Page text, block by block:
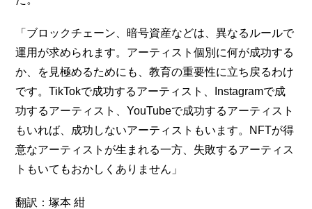
「ブロックチェーン、暗号資産などは、異なるルールで
運用が求められます。アーティスト個別に何が成功する
か、を見極めるためにも、教育の重要性に立ち戻るわけ
です。TikTokで成功するアーティスト、Instagramで成
功するアーティスト、YouTubeで成功するアーティスト
もいれば、成功しないアーティストもいます。NFTが得
意なアーティストが生まれる一方、失敗するアーティス
トもいてもおかしくありません」
翻訳：塚本 紺